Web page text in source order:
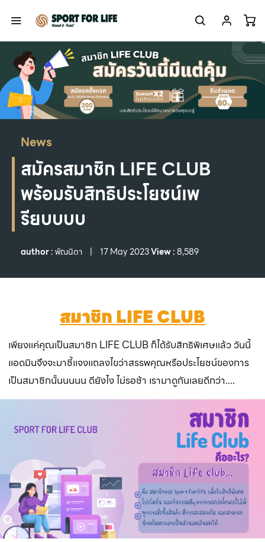
News
สมัครสมาชิก LIFE CLUB
พร้อมรับสิทธิประโยชน์เพ
รียบบบบ
author :พัณนิดา | 17 May 2023View :8,589
สมาชิก LIFE CLUB
เพียงแค่คุณเป็นสมาชิก LIFE CLUB ก็ได้รับสิทธิพิเศษแล้ว วันนี้
แอดมินจึงจะมาชี้แจงแถลงไขว่าสรรพคุณหรือประโยชน์ของการ
เป็นสมาชิกนั้นนนนน ดียังไง ไม่รอช้า เรามาดูกันเลยดีกว่า....